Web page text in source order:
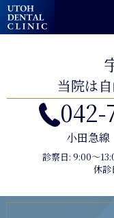
当院は
042-
小田急線
診察日: 9:00〜
休診